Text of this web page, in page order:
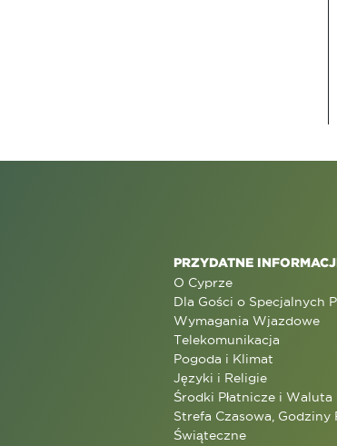
PRZYDATNE
O Cyprze
Dla Gości o Specjalnych
Wymagania Wjazdowe
Telekomunikacja
Pogoda i Klimat
Języki i Religie
Środki Płatnicze i Waluta
Strefa Czasowa, Godziny
Świąteczne